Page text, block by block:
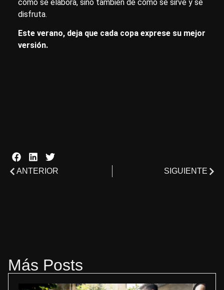
cómo se elabora, sino también de cómo se sirve y se
disfruta.
Este verano, deja que cada copa exprese su mejor
versión.
ANTERIOR SIGUIENTE
Más Posts